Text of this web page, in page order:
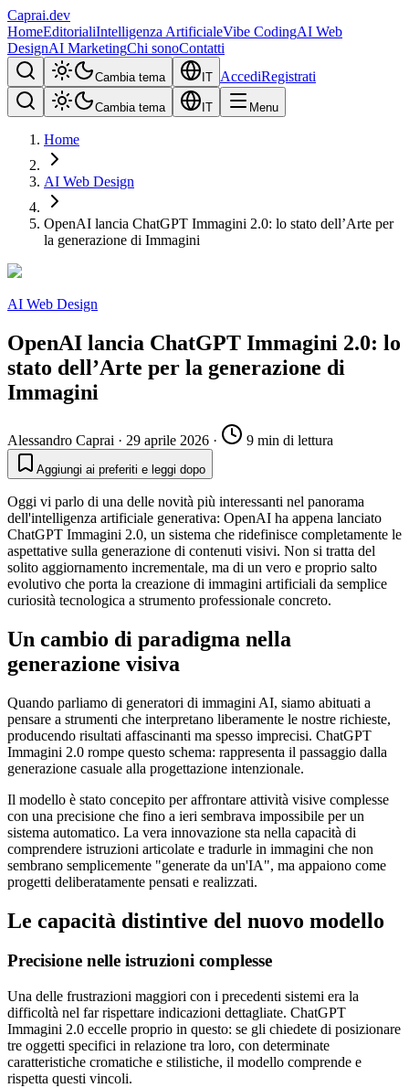
Caprai.dev
HomeEditorialiIntelligenza ArtificialeVibe CodingAI Web
DesignAI MarketingChi sonoContatti
Cambia tema IT AccediRegistrati
Cambia tema IT Menu
Home
AI Web Design
OpenAI lancia ChatGPT Immagini 2.0: lo stato dell’Arte per
la generazione di Immagini
AI Web Design
OpenAI lancia ChatGPT Immagini 2.0: lo
stato dell’Arte per la generazione di
Immagini
Alessandro Caprai · 29 aprile 2026 · 9 min di lettura
Aggiungi ai preferiti e leggi dopo
Oggi vi parlo di una delle novità più interessanti nel panorama
dell'intelligenza artificiale generativa: OpenAI ha appena lanciato
ChatGPT Immagini 2.0, un sistema che ridefinisce completamente le
aspettative sulla generazione di contenuti visivi. Non si tratta del
solito aggiornamento incrementale, ma di un vero e proprio salto
evolutivo che porta la creazione di immagini artificiali da semplice
curiosità tecnologica a strumento professionale concreto.
Un cambio di paradigma nella
generazione visiva
Quando parliamo di generatori di immagini AI, siamo abituati a
pensare a strumenti che interpretano liberamente le nostre richieste,
producendo risultati affascinanti ma spesso imprecisi. ChatGPT
Immagini 2.0 rompe questo schema: rappresenta il passaggio dalla
generazione casuale alla progettazione intenzionale.
Il modello è stato concepito per affrontare attività visive complesse
con una precisione che fino a ieri sembrava impossibile per un
sistema automatico. La vera innovazione sta nella capacità di
comprendere istruzioni articolate e tradurle in immagini che non
sembrano semplicemente "generate da un'IA", ma appaiono come
progetti deliberatamente pensati e realizzati.
Le capacità distintive del nuovo modello
Precisione nelle istruzioni complesse
Una delle frustrazioni maggiori con i precedenti sistemi era la
difficoltà nel far rispettare indicazioni dettagliate. ChatGPT
Immagini 2.0 eccelle proprio in questo: se gli chiedete di posizionare
tre oggetti specifici in relazione tra loro, con determinate
caratteristiche cromatiche e stilistiche, il modello comprende e
rispetta questi vincoli.